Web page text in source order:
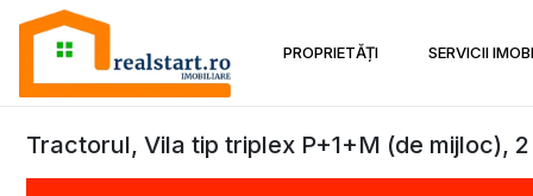
PROPRIETĂȚI SERVICII
Tractorul, Vila tip triplex P+1+M (de mijloc),